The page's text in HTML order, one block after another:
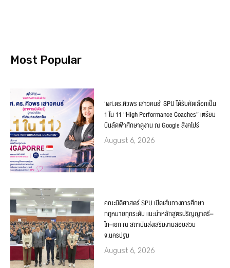
Most Popular
‘ผศ.ดร.ศิวพร เสาวคนธ์’ SPU ได้รับคัดเลือกเป็น
1 ใน 11 “High Performance Coaches” เตรียม
บินลัดฟ้าศึกษาดูงาน ณ Google สิงคโปร์
August 6, 2026
คณะนิติศาสตร์ SPU เปิดเส้นทางการศึกษา
กฎหมายทุกระดับ แนะนำหลักสูตรปริญญาตรี–
โท–เอก ณ สถาบันส่งเสริมงานสอบสวน
จ.นครปฐม
August 6, 2026